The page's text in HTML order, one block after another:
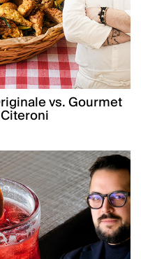
vs. Gourmet